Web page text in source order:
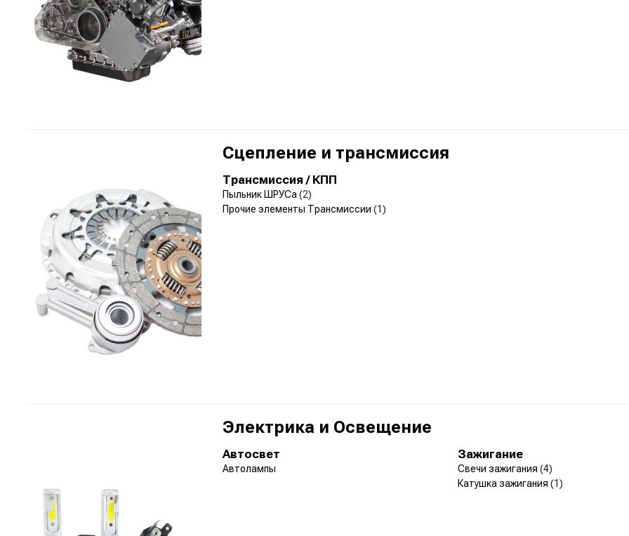
Сцепление и трансмиссия
Трансмиссия / КПП
Пыльник ШРУСа (2)
Прочие элементы Трансмиссии (1)
Электрика и Освещение
Автосвет
Автолампы
Зажигание
Свечи зажигания (4)
Катушка зажигания (1)